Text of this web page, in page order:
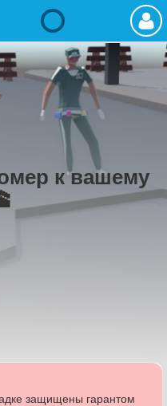
к вашему
защищены гарантом